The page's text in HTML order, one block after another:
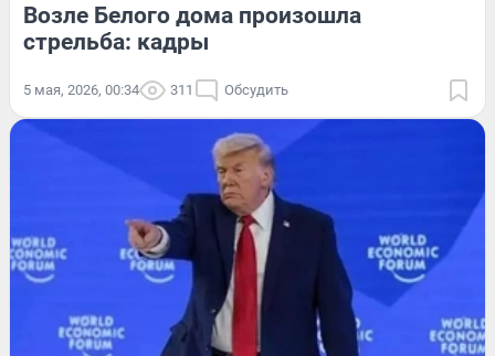
Возле Белого дома произошла
стрельба: кадры
5 мая, 2026, 00:34 311 Обсудить